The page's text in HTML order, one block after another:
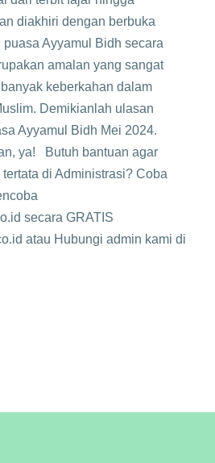
diakhiri dengan berbuka
Ayyamul Bidh secara
amalan yang sangat
keberkahan dalam
Demikianlah ulasan
Ayyamul Bidh Mei 2024.
ya! Butuh bantuan agar
di Administrasi? Coba
secara GRATIS
atau Hubungi admin kami di